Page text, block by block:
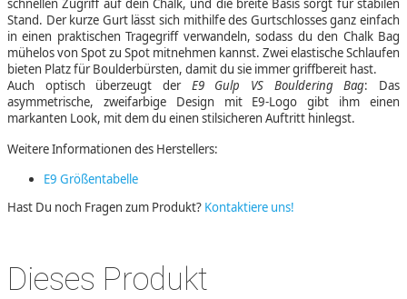
schnellen Zugriff auf dein Chalk, und die breite Basis sorgt für stabilen
Stand. Der kurze Gurt lässt sich mithilfe des Gurtschlosses ganz einfach
in einen praktischen Tragegriff verwandeln, sodass du den Chalk Bag
mühelos von Spot zu Spot mitnehmen kannst. Zwei elastische Schlaufen
bieten Platz für Boulderbürsten, damit du sie immer griffbereit hast.
Auch optisch überzeugt der E9 Gulp VS Bouldering Bag: Das
asymmetrische, zweifarbige Design mit E9-Logo gibt ihm einen
markanten Look, mit dem du einen stilsicheren Auftritt hinlegst.
Weitere Informationen des Herstellers:
E9 Größentabelle
Hast Du noch Fragen zum Produkt? Kontaktiere uns!
Dieses Produkt